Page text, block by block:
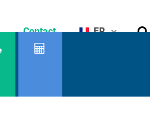
Contact FR
Recherche